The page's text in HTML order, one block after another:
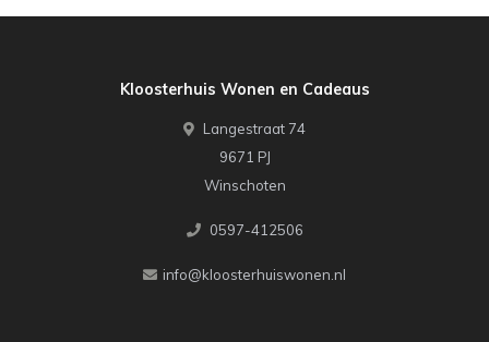
Kloosterhuis Wonen en Cadeaus
Langestraat 74
9671 PJ
Winschoten
0597-412506
info@kloosterhuiswonen.nl